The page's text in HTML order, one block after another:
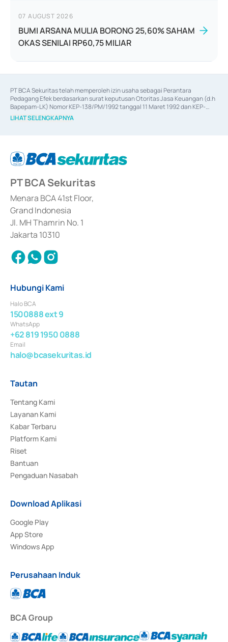
07 AUGUST 2026
BUMI ARSANA MULIA BORONG 25,60% SAHAM
OKAS SENILAI RP60,75 MILIAR
PT BCA Sekuritas telah memperoleh izin usaha sebagai Perantara
Pedagang Efek berdasarkan surat keputusan Otoritas Jasa Keuangan (d.h
Bapepam-LK) Nomor KEP-138/PM/1992 tanggal 11 Maret 1992 dan KEP-
06/D.04/2014 tanggal 28 Februari 2014, izin usaha sebagai Penjamin Emisi
Efek berdasarkan surat keputusan Otoritas Jasa Keuangan Nomor KEP-
berdasarkan surat keputusan Otoritas Jasa Keuangan Nomor S-
67/PM.21/2017 tanggal 3 Februari 2017, dan beberapa izin usaha lainnya
Sertifikat Deposito di Pasar Uang yang izinnya diterbitkan pada tahun 2017
dan izin usaha lainnya dari Bank Indonesia sebagai Lembaga Pendukung
Penerbitan, Transaksi, serta Penatausahaan dan Penyelesaian Transaksi
Surat Berharga Komersial yang izinnya diterbitkan pada tahun 2018.
LIHAT SELENGKAPNYA
PT BCA Sekuritas
Menara BCA 41st Floor,
Grand Indonesia
Jl. MH Thamrin No. 1
Jakarta 10310
Hubungi Kami
Halo BCA
1500888 ext 9
WhatsApp
+62 819 1950 0888
Email
halo@bcasekuritas.id
Tautan
Tentang Kami
Layanan Kami
Kabar Terbaru
Platform Kami
Riset
Bantuan
Pengaduan Nasabah
Download Aplikasi
Google Play
App Store
Windows App
Perusahaan Induk
BCA Group